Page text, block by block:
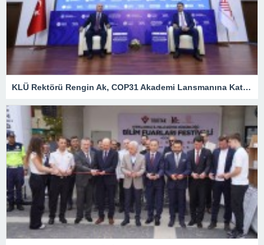
KLÜ Rektörü Rengin Ak, COP31 Akademi Lansmanına Katıldı